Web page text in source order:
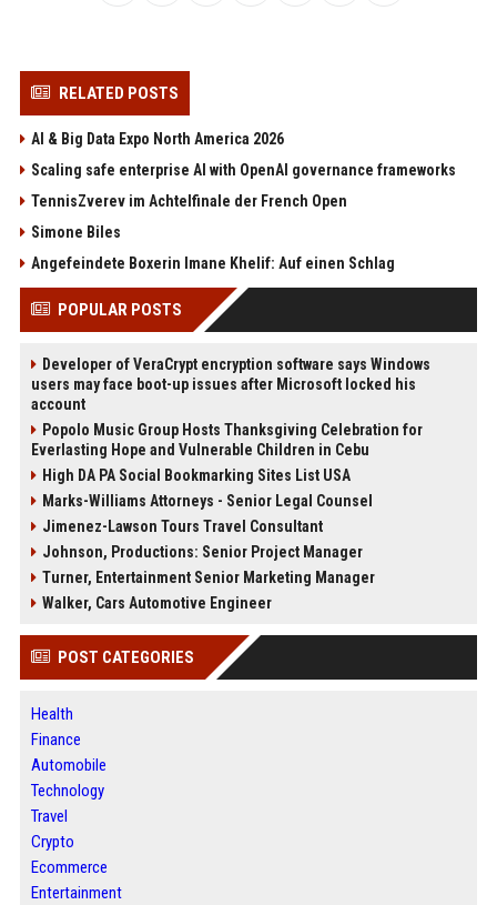
RELATED POSTS
AI & Big Data Expo North America 2026
Scaling safe enterprise AI with OpenAI governance frameworks
TennisZverev im Achtelfinale der French Open
Simone Biles
Angefeindete Boxerin Imane Khelif: Auf einen Schlag
POPULAR POSTS
Developer of VeraCrypt encryption software says Windows
users may face boot-up issues after Microsoft locked his
account
Popolo Music Group Hosts Thanksgiving Celebration for
Everlasting Hope and Vulnerable Children in Cebu
High DA PA Social Bookmarking Sites List USA
Marks-Williams Attorneys - Senior Legal Counsel
Jimenez-Lawson Tours Travel Consultant
Johnson, Productions: Senior Project Manager
Turner, Entertainment Senior Marketing Manager
Walker, Cars Automotive Engineer
POST CATEGORIES
Health
Finance
Automobile
Technology
Travel
Crypto
Ecommerce
Entertainment